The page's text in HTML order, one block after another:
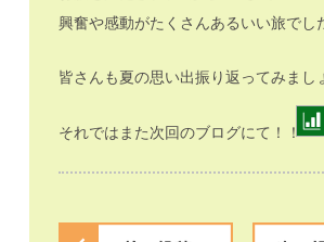
興奮や感動がたくさんあるいい旅でし
皆さんも夏の思い出振り返ってみまし
それではまた次回のブログにて！！